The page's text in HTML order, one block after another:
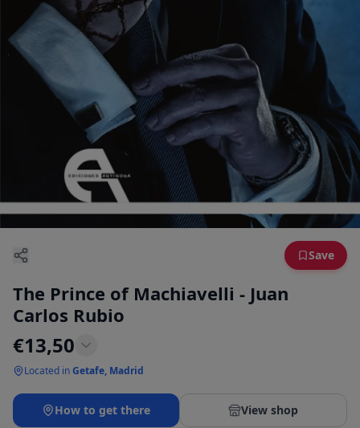
Save
The Prince of Machiavelli - Juan
Carlos Rubio
€13,50
Located inGetafe, Madrid
How to get there View shop